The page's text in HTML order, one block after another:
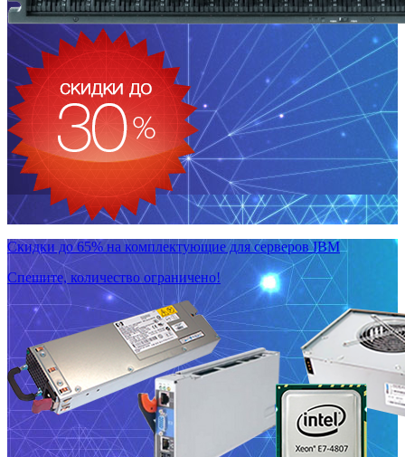
Скидки до 65% на комплектующие для серверов IBM
Спешите, количество ограничено!